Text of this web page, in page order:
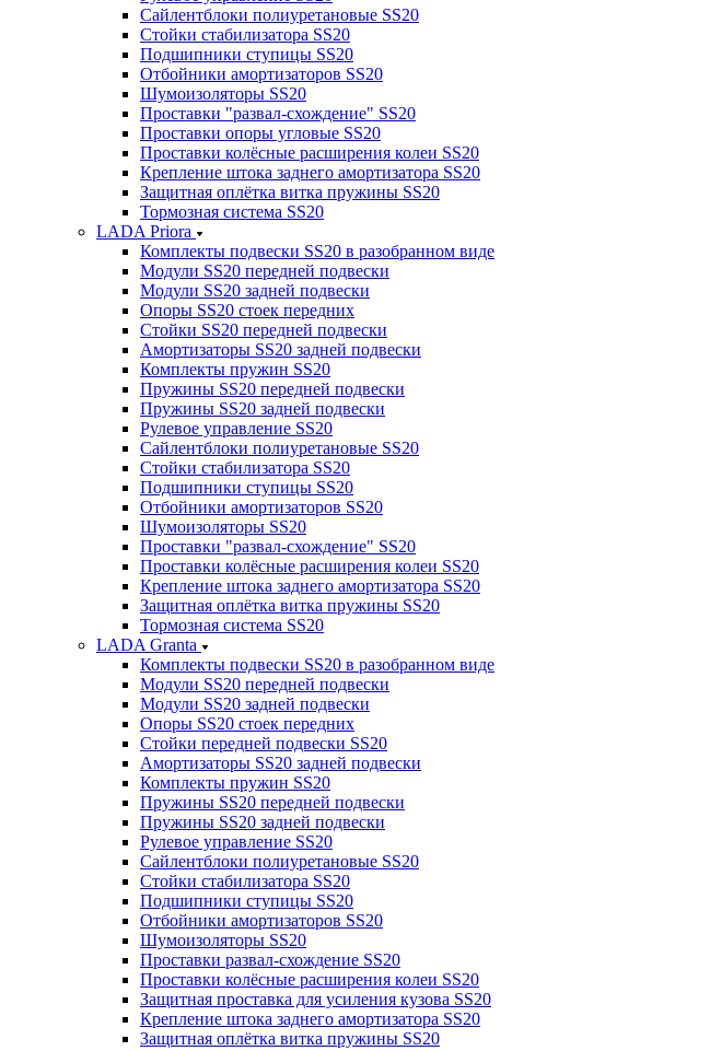
Сайлентблоки полиуретановые SS20
Стойки стабилизатора SS20
Подшипники ступицы SS20
Отбойники амортизаторов SS20
Шумоизоляторы SS20
Проставки "развал-схождение" SS20
Проставки опоры угловые SS20
Проставки колёсные расширения колеи SS20
Крепление штока заднего амортизатора SS20
Защитная оплётка витка пружины SS20
Тормозная система SS20
LADA Priora
Комплекты подвески SS20 в разобранном виде
Модули SS20 передней подвески
Модули SS20 задней подвески
Опоры SS20 стоек передних
Стойки SS20 передней подвески
Амортизаторы SS20 задней подвески
Комплекты пружин SS20
Пружины SS20 передней подвески
Пружины SS20 задней подвески
Рулевое управление SS20
Сайлентблоки полиуретановые SS20
Стойки стабилизатора SS20
Подшипники ступицы SS20
Отбойники амортизаторов SS20
Шумоизоляторы SS20
Проставки "развал-схождение" SS20
Проставки колёсные расширения колеи SS20
Крепление штока заднего амортизатора SS20
Защитная оплётка витка пружины SS20
Тормозная система SS20
LADA Granta
Комплекты подвески SS20 в разобранном виде
Модули SS20 передней подвески
Модули SS20 задней подвески
Опоры SS20 стоек передних
Стойки передней подвески SS20
Амортизаторы SS20 задней подвески
Комплекты пружин SS20
Пружины SS20 передней подвески
Пружины SS20 задней подвески
Рулевое управление SS20
Сайлентблоки полиуретановые SS20
Стойки стабилизатора SS20
Подшипники ступицы SS20
Отбойники амортизаторов SS20
Шумоизоляторы SS20
Проставки развал-схождение SS20
Проставки колёсные расширения колеи SS20
Защитная проставка для усиления кузова SS20
Крепление штока заднего амортизатора SS20
Защитная оплётка витка пружины SS20